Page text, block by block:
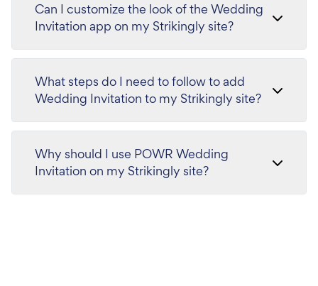
Can I customize the look of the Wedding
Invitation app on my Strikingly site?
What steps do I need to follow to add
Wedding Invitation to my Strikingly site?
Why should I use POWR Wedding
Invitation on my Strikingly site?